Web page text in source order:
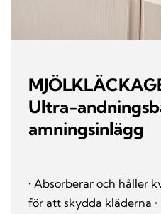
Ultra-
amningsinlägg
• Absorberar och håller
för att skydda kläderna